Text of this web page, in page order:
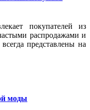
покупателей из
распродажами и
представлены на
моды